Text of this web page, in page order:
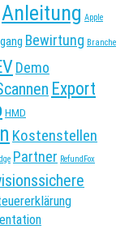
Anleitung Apple
Bewirtung Branche
Demo
Export
HMD
Kostenstellen
Partner RefundFox